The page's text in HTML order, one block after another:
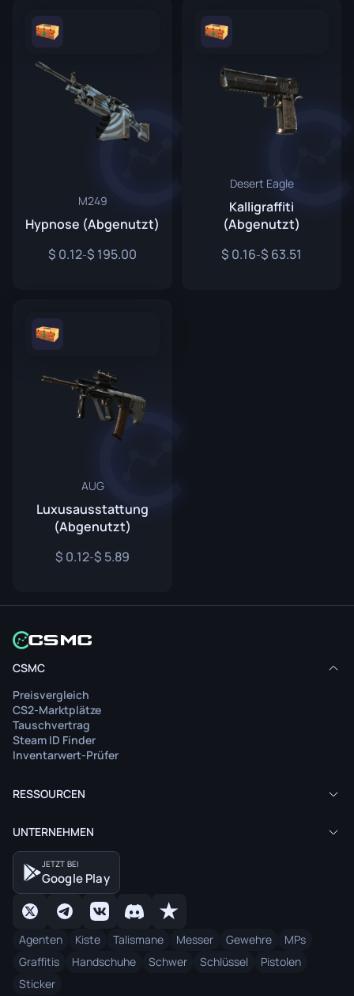
M249
Hypnose (Abgenutzt)
0.12- 195.00
Desert Eagle
Kalligraffiti
(Abgenutzt)
0.16- 63.51
AUG
Luxusausstattung
(Abgenutzt)
0.12- 5.89
CSMC
Preisvergleich
CS2-Marktplätze
Tauschvertrag
Steam ID Finder
Inventarwert-Prüfer
RESSOURCEN
UNTERNEHMEN
JETZT BEI
Google Play
Agenten Kiste Talismane Messer Gewehre
MPs
Graffitis
Handschuhe Schwer Schlüssel
Pistolen
Sticker